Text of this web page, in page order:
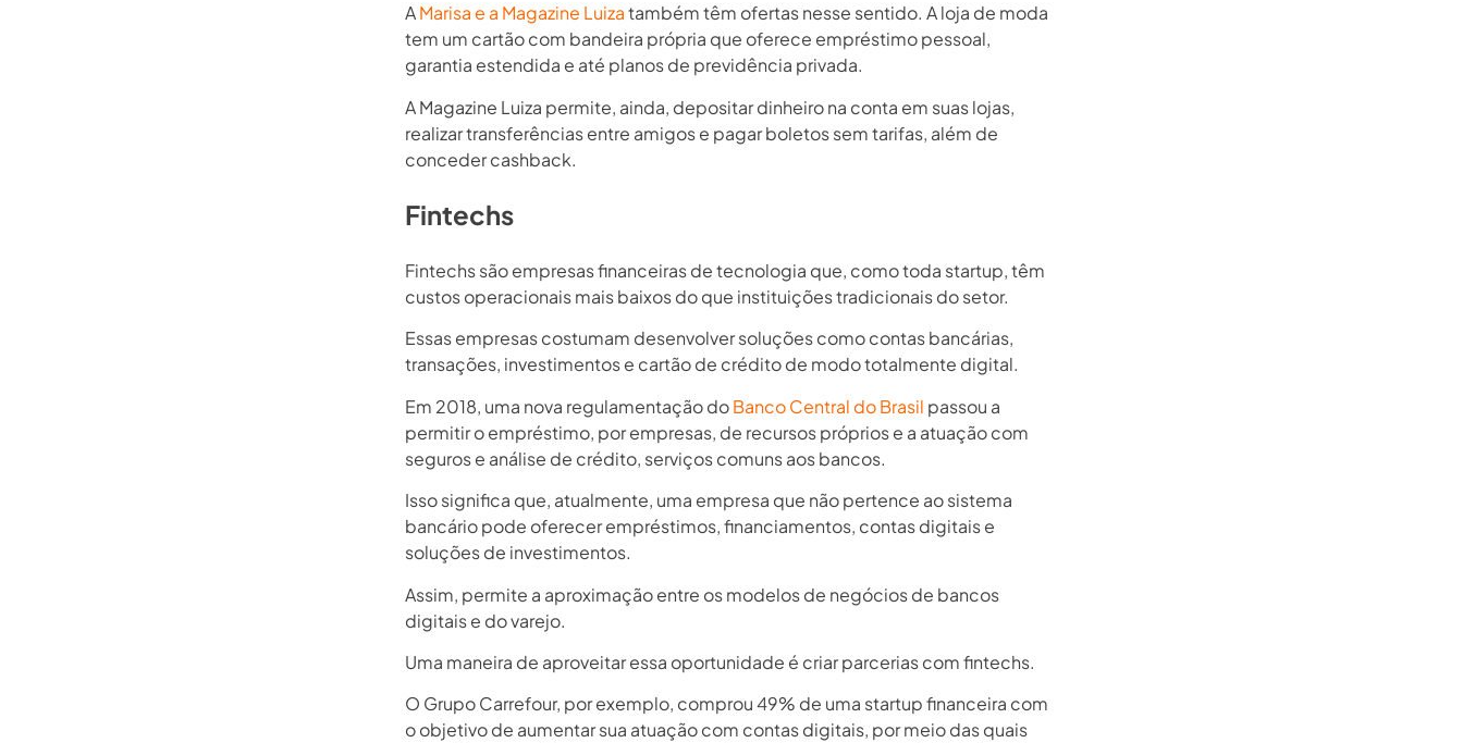
AMarisa e a Magazine Luizatambém têm ofertas nesse sentido. A loja de moda
tem um cartão com bandeira própria que oferece empréstimo pessoal,
garantia estendida e até planos de previdência privada.
A Magazine Luiza permite, ainda, depositar dinheiro na conta em suas lojas,
realizar transferências entre amigos e pagar boletos sem tarifas, além de
conceder cashback.
Fintechs
Fintechs são empresas financeiras de tecnologia que, como toda startup, têm
custos operacionais mais baixos do que instituições tradicionais do setor.
Essas empresas costumam desenvolver soluções como contas bancárias,
transações, investimentos e cartão de crédito de modo totalmente digital.
Em 2018, uma nova regulamentação doBanco Central do Brasil passou a
permitir o empréstimo, por empresas, de recursos próprios e a atuação com
seguros e análise de crédito, serviços comuns aos bancos.
Isso significa que, atualmente, uma empresa que não pertence ao sistema
bancário pode oferecer empréstimos, financiamentos, contas digitais e
soluções de investimentos.
Assim, permite a aproximação entre os modelos de negócios de bancos
digitais e do varejo.
Uma maneira de aproveitar essa oportunidade é criar parcerias com fintechs.
O Grupo Carrefour, por exemplo, comprou 49% de uma startup financeira com
o objetivo de aumentar sua atuação com contas digitais, por meio das quais